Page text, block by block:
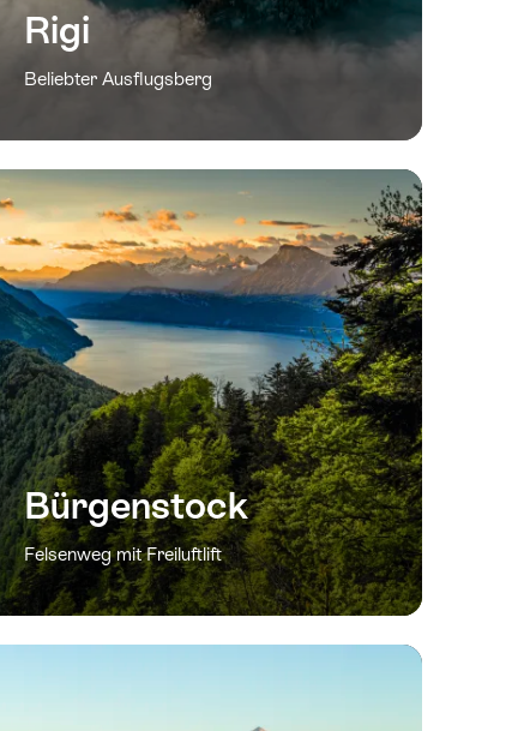
Rigi
Beliebter Ausflugsberg
Bürgenstock
Felsenweg mit Freiluftlift